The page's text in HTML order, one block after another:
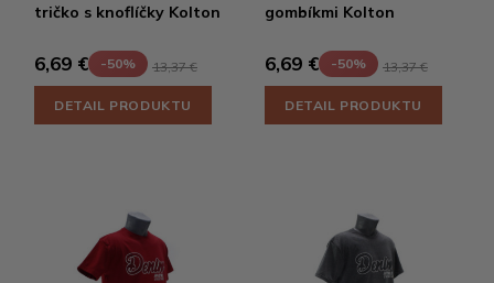
tričko s knoflíčky Kolton
6,69 € -50% 13,37 €
DETAIL PRODUKTU
gombíkmi Kolton
6,69 € -50% 13,37 €
DETAIL PRODUKTU